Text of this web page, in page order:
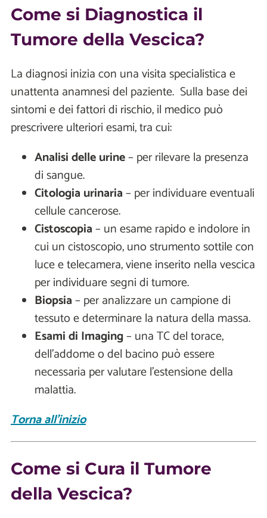
Come si Diagnostica il
Tumore della Vescica?
La diagnosi inizia con una visita specialistica e
unattenta anamnesi del paziente. Sulla base dei
sintomi e dei fattori di rischio, il medico può
prescrivere ulteriori esami, tra cui:
Analisi delle urine– per rilevare la presenza
di sangue.
Citologia urinaria– per individuare eventuali
cellule cancerose.
Cistoscopia– un esame rapido e indolore in
cui un cistoscopio, uno strumento sottile con
luce e telecamera, viene inserito nella vescica
per individuare segni di tumore.
Biopsia– per analizzare un campione di
tessuto e determinare la natura della massa.
Esami di Imaging– una TC del torace,
dell’addome o del bacino può essere
necessaria per valutare l'estensione della
malattia.
Torna all'inizio
Come si Cura il Tumore
della Vescica?